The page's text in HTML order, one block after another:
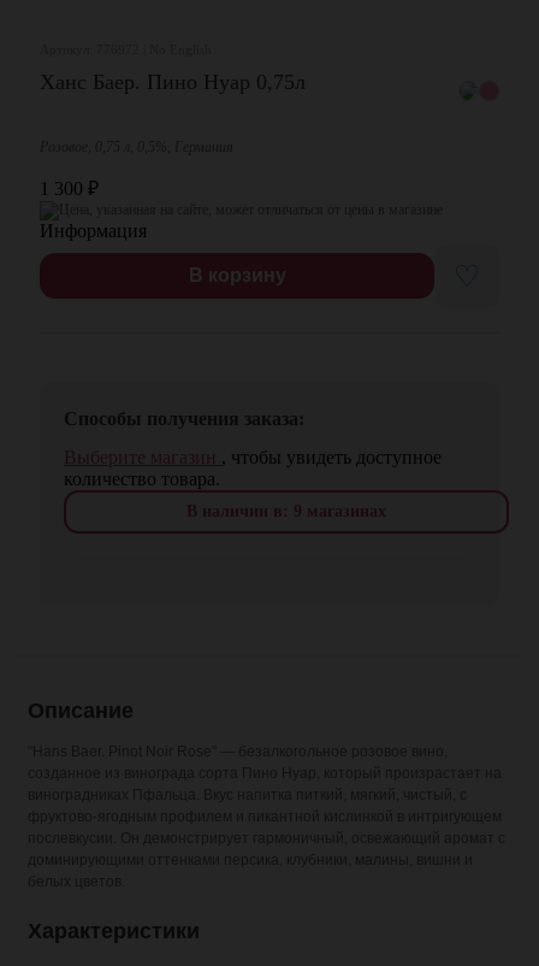
Ханс Баер. Пино Нуар 0,75л
1 300 ₽
В корзину ♡
Способы получения заказа:
Выберите магазин , чтобы увидеть доступное
количество товара.
В наличии в: 9 магазинах
Описание
Характеристики